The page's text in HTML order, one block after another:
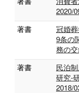
2020/
著書
冠婚
9条の
務の
著書
民泊
研究-
2018/